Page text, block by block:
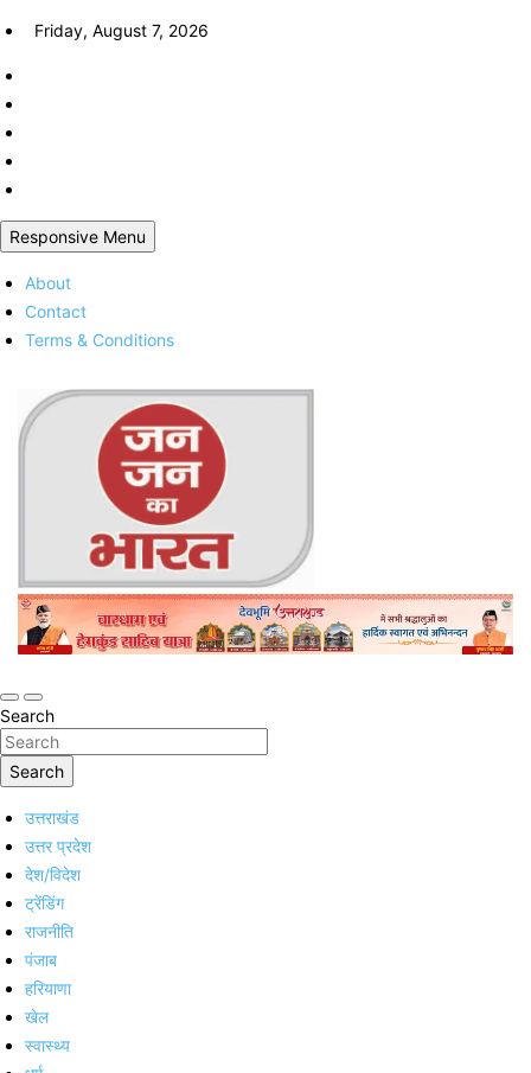
Skip
content
Friday, August 7, 2026
Responsive Menu
About
Contact
Terms & Conditions
Jan Jan Ka Bharat
Online Trending Hindi News Website
Search
Search
उत्तराखंड
उत्तर प्रदेश
देश/विदेश
ट्रेंडिंग
राजनीति
पंजाब
हरियाणा
खेल
स्वास्थ्य